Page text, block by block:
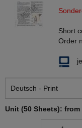
Short
Order
Unit (50 Sheets): from